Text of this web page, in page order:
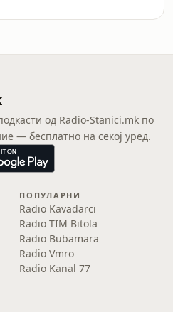
од Radio-Stanici.mk по
— бесплатно на секој уред.
ПОПУЛАРНИ
Radio Kavadarci
Radio TIM Bitola
Radio Bubamara
Radio Vmro
Radio Kanal 77